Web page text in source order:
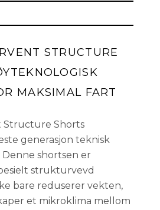
STRUCTURE
MAKSIMAL FART
Structure Shorts
generasjon teknisk
shortsen er
strukturvevd
bare reduserer vekten,
et mikroklima mellom